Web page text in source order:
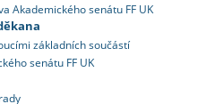
Akademického senátu FF UK
základních součástí
senátu FF UK